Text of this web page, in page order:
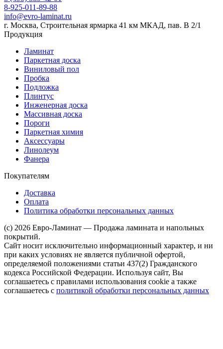
8-925-011-89-88
info@evro-laminat.ru
г. Москва, Строительная ярмарка 41 км МКАД, пав. В 2/1
Продукция
Ламинат
Паркетная доска
Виниловый пол
Пробка
Подложка
Плинтус
Инженерная доска
Массивная доска
Пороги
Паркетная химия
Аксессуары
Линолеум
Фанера
Покупателям
Доставка
Оплата
Политика обработки персональных данных
(c) 2026 Евро-Ламинат — Продажа ламината и напольных
покрытий.
Сайт носит исключительно информационный характер, и ни
при каких условиях не является публичной офертой,
определяемой положениями статьи 437(2) Гражданского
кодекса Российской Федерации. Используя сайт, Вы
соглашаетесь с правилами использования cookie а также
соглашаетесь с политикой обработки персональных данных